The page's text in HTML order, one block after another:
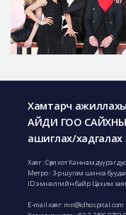
Хамтарч ажиллахыг
АЙДИ ГОО САЙХНЫ
ашиглах/
Хаяг : Сөүл хот Каннам дүүрэг
Метро : 3-р шугам шинса
ID эмнэлгийн байр Цахим
E-mail хаяг: mn@idhospital.com